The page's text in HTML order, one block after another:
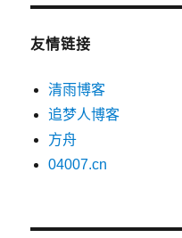
友情链接
清雨博客
追梦人博客
方舟
04007.cn